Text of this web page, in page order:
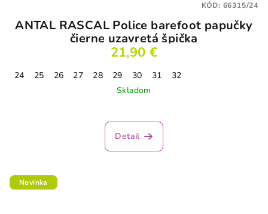
ANTAL RASCAL Police barefoot papučky
čierne uzavretá špička
21,90 €
24 25 26 27 28 29 30 31
32
Skladom
Detail
KÓD: 66315/24
Novinka